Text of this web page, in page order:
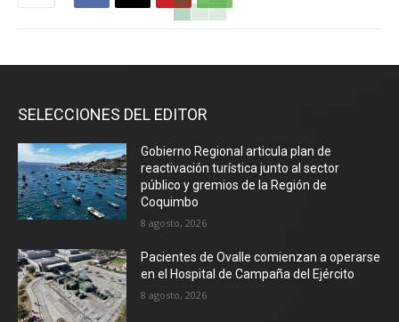
SELECCIONES DEL EDITOR
Gobierno Regional articula plan de
reactivación turística junto al sector
público y gremios de la Región de
Coquimbo
8 agosto, 2026
Pacientes de Ovalle comienzan a operarse
en el Hospital de Campaña del Ejército
8 agosto, 2026